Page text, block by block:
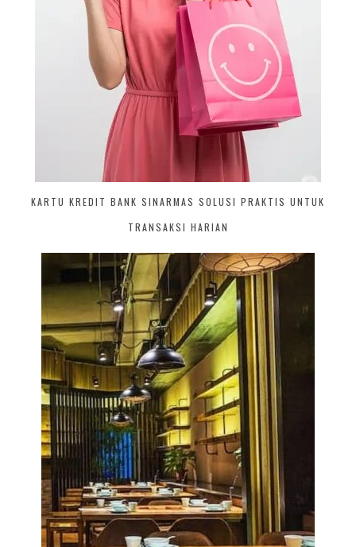
KARTU KREDIT BANK SINARMAS SOLUSI PRAKTIS UNTUK
TRANSAKSI HARIAN